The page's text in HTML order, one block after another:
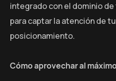
integrado con el dominio
para captar la atención de
posicionamiento.
Cómo aprovechar al